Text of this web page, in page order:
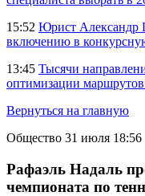
15:52 Юрист Александр
включению в
13:45 Тысячи
оптимизации
Вернуться на главную
Общество 31 июля 18:56
Рафаэль Надаль
чемпионата по